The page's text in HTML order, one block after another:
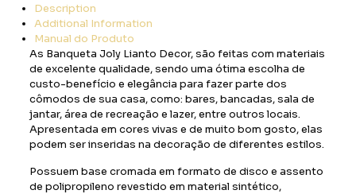
Description
Additional Information
Manual do Produto
As Banqueta Joly Lianto Decor, são feitas com materiais
de excelente qualidade, sendo uma ótima escolha de
custo-benefício e elegância para fazer parte dos
cômodos de sua casa, como: bares, bancadas, sala de
jantar, área de recreação e lazer, entre outros locais.
Apresentada em cores vivas e de muito bom gosto, elas
podem ser inseridas na decoração de diferentes estilos.
Possuem base cromada em formato de disco e assento
de polipropileno revestido em material sintético,